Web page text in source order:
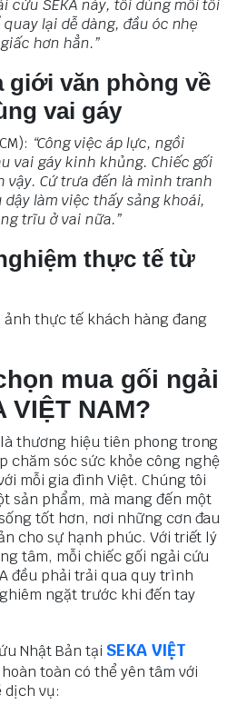
cứu SEKA này, tôi dùng mỗi tối
lại dễ dàng, đầu óc nhẹ
hơn hẳn.”
giới văn phòng về
vai gáy
“Công việc áp lực, ngồi
vai gáy kinh khủng. Chiếc gối
Cứ trưa đến là mình tranh
làm việc thấy sảng khoái,
trĩu ở vai nữa.”
thực tế từ
ảnh thực tế khách hàng đang
mua gối ngải
VIỆT NAM?
thương hiệu tiên phong trong
chăm sóc sức khỏe công nghệ
mỗi gia đình Việt. Chúng tôi
sản phẩm, mà mang đến một
tốt hơn, nơi những cơn đau
cho sự hạnh phúc. Với triết lý
tâm, mỗi chiếc gối ngải cứu
đều phải trải qua quy trình
ngặt trước khi đến tay
Nhật Bản tại SEKA VIỆT
toàn có thể yên tâm với
dịch vụ: